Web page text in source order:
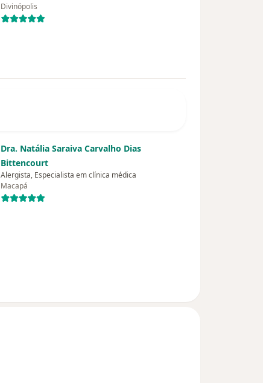
Divinópolis
Dra. Natália Saraiva Carvalho Dias
Bittencourt
Alergista, Especialista em clínica médica
Macapá